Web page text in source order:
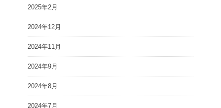
2025年2月
2024年12月
2024年11月
2024年9月
2024年8月
2024年7月